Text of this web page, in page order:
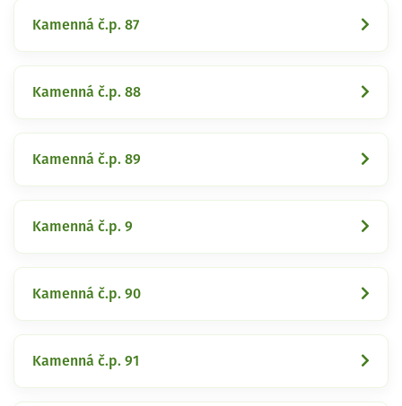
Kamenná č.p. 87
Kamenná č.p. 88
Kamenná č.p. 89
Kamenná č.p. 9
Kamenná č.p. 90
Kamenná č.p. 91